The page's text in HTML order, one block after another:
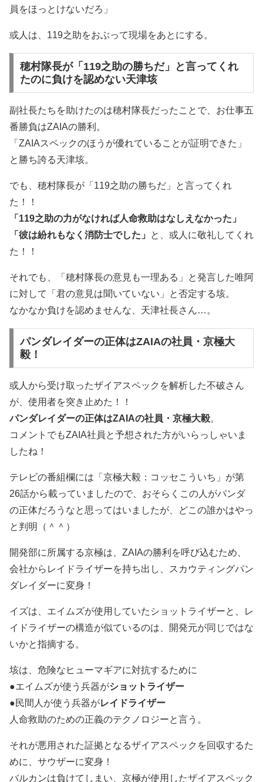
員をほっとけないだろ」
或人は、119之助をおぶって現場をあとにする。
穂村隊長が「119之助の勝ちだ」と言ってくれ
たのに負けを認めない天津垓
副社長たちを助けたのは穂村隊長だったことで、お仕事五
番勝負はZAIAの勝利。
「ZAIAスペックのほうが優れていることが証明できた」
と勝ち誇る天津垓。
でも、穂村隊長が「119之助の勝ちだ」と言ってくれ
た！！
「119之助の力がなければ人命救助はなしえなかった」
「彼は紛れもなく消防士でした」
と、或人に敬礼してくれ
た！！
それでも、「穂村隊長の意見も一理ある」と発言した唯阿
に対して「君の意見は聞いていない」と否定する垓。
なかなか負けを認めませんな、天津社長さん…。
パンダレイダーの正体はZAIAの社員・京極大
毅！
或人から受け取ったザイアスペックを解析した不破さん
が、使用者を突き止めた！！
パンダレイダーの正体はZAIAの社員・京極大毅。
コメントでもZAIA社員と予想された方がいらっしゃいま
したね！
テレビの番組欄には「京極大毅：コッセこういち」が第
26話から載っていましたので、おそらくこの人がパンダ
の正体だろうなと思ってはいましたが、どこの誰かはやっ
と判明（＾＾）
開発部に所属する京極は、ZAIAの勝利を呼び込むため、
会社からレイドライザーを持ち出し、スカウティングパン
ダレイダーに変身！
イズは、エイムズが使用していたショットライザーと、レ
イドライザーの構造が似ているのは、開発元が同じではな
いかと指摘する。
垓は、危険なヒューマギアに対抗するために
●エイムズが使う兵器がショットライザー
●民間人が使う兵器がレイドライザー
人命救助のための正義のテクノロジーと言う。
それが悪用された証拠となるザイアスペックを回収するた
めに、サウザーに変身！
バルカンは負けてしまい、京極が使用したザイアスペック